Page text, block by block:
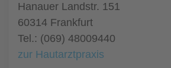
Hanauer Landstr. 151
60314 Frankfurt
Tel.: (069) 48009440
zur Hautarztpraxis